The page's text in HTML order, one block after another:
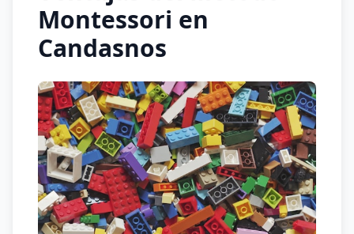
Montessori en
Candasnos